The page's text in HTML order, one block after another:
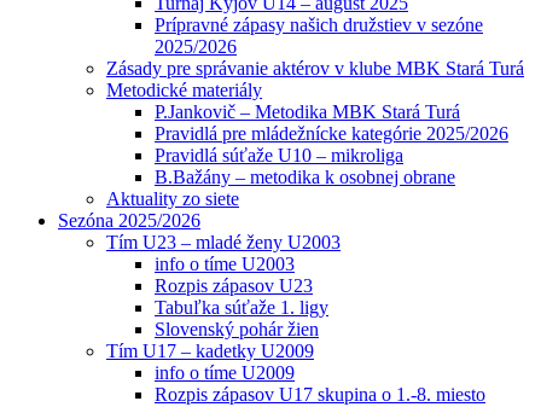
Prípravné zápasy našich družstiev v sezóne
2025/2026
Zásady pre správanie aktérov v klube MBK Stará Turá
Metodické materiály
P.Jankovič – Metodika MBK Stará Turá
Pravidlá pre mládežnícke kategórie 2025/2026
Pravidlá súťaže U10 – mikroliga
B.Bažány – metodika k osobnej obrane
Aktuality zo siete
Sezóna 2025/2026
Tím U23 – mladé ženy U2003
info o tíme U2003
Rozpis zápasov U23
Tabuľka súťaže 1. ligy
Slovenský pohár žien
Tím U17 – kadetky U2009
info o tíme U2009
Rozpis zápasov U17 skupina o 1.-8. miesto